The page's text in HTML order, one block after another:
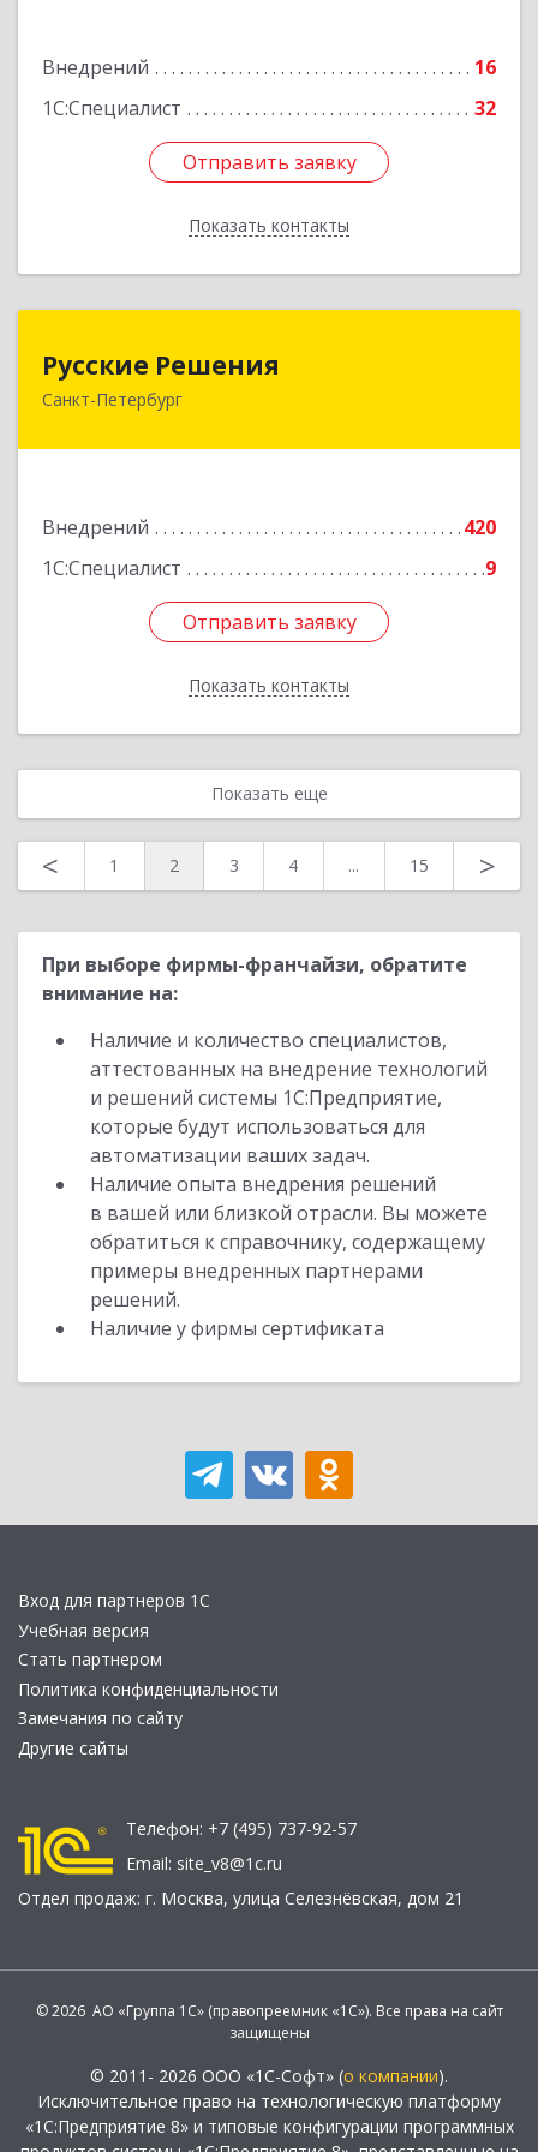
Внедрений
16
1С:Специалист
32
Отправить заявку
Показать контакты
Отправить заявку
Назад
Русские Решения
Санкт-Петербург
Внедрений
420
1С:Специалист
9
Отправить заявку
Показать контакты
197183, Санкт-Петербург г, Дибуновская ул,
Отправить заявку
Назад
Показать еще
< 1 2 3 4 ... 15 >
При выборе фирмы-франчайзи, обратите
внимание на:
Наличие и количество специалистов,
аттестованных на внедрение технологий
и решений системы 1С:Предприятие,
которые будут использоваться для
автоматизации ваших задач.
Наличие опыта внедрения решений
в вашей или близкой отрасли. Вы можете
обратиться к справочнику, содержащему
примеры внедренных партнерами
решений.
Наличие у фирмы сертификата
Вход для партнеров 1С
Учебная версия
Стать партнером
Политика конфиденциальности
Замечания по сайту
Другие сайты
Телефон: +7 (495) 737-92-57
Email: site_v8@1c.ru
Отдел продаж: г. Москва, улица Селезнёвская, дом 21
© 2026 АО «Группа 1С» (правопреемник «1С»). Все права на сайт
защищены
© 2011- 2026 ООО «1С-Софт» (о компании).
Исключительное право на технологическую платформу
«1С:Предприятие 8» и типовые конфигурации программных